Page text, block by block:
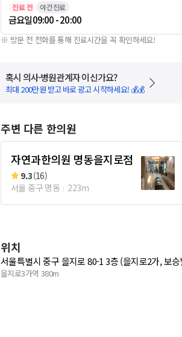
진료 전 야간진료
금요일09:00 - 20:00
※ 방문 전 전화를 통해 진료시간을 꼭 확인하세요!
혹시 의사·병원관계자 이신가요?
최대 200만원 받고 바로 광고 시작하세요! 💰💰
주변 다른 한의원
자연과한의원 명동을지로점
9.3(16)
서울 중구 명동
223m
위치
서울특별시 중구 을지로 80-1 3층 (을지로2가, 보
을지로3가역 380m